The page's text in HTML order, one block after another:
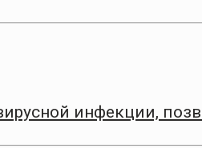
инфекции,